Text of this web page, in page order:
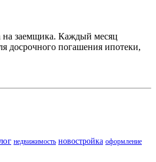
на заемщика. Каждый месяц
досрочного погашения ипотеки,
недвижимость новостройка оформление